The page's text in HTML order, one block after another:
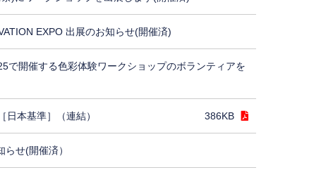
EXPO 出展のお知らせ(開催済)
で開催する色彩体験ワークショップのボランティアを
本基準］（連結） 386KB
せ(開催済）